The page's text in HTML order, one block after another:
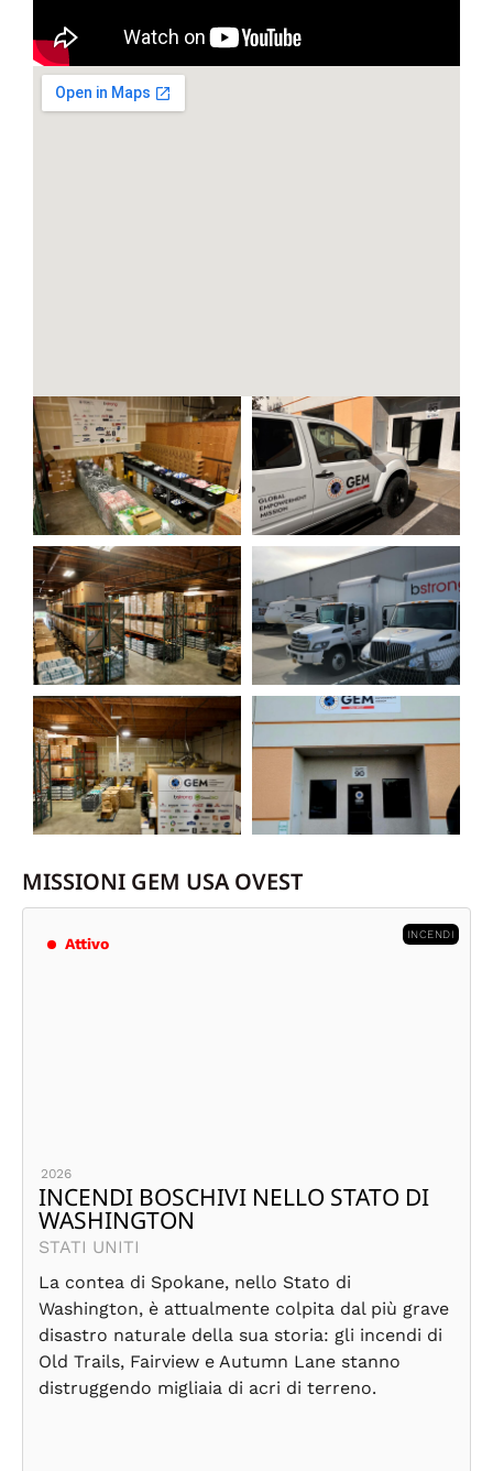
MISSIONI GEM USA OVEST
Attivo
INCENDI
2026
INCENDI BOSCHIVI NELLO STATO DI
WASHINGTON
STATI UNITI
La contea di Spokane, nello Stato di
Washington, è attualmente colpita dal più grave
disastro naturale della sua storia: gli incendi di
Old Trails, Fairview e Autumn Lane stanno
distruggendo migliaia di acri di terreno.